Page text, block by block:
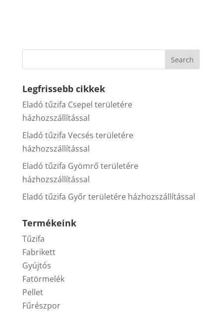
Legfrissebb cikkek
Eladó tűzifa Csepel területére
házhozszállítással
Eladó tűzifa Vecsés területére
házhozszállítással
Eladó tűzifa Gyömrő területére
házhozszállítással
Eladó tűzifa Győr területére házhozszállítással
Termékeink
Tűzifa
Fabrikett
Gyújtós
Fatörmelék
Pellet
Fűrészpor